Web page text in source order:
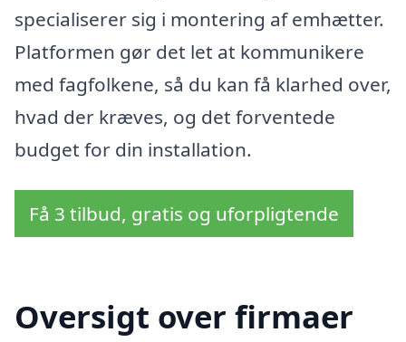
specialiserer sig i montering af emhætter.
Platformen gør det let at kommunikere
med fagfolkene, så du kan få klarhed over,
hvad der kræves, og det forventede
budget for din installation.
Få 3 tilbud, gratis og uforpligtende
Oversigt over firmaer